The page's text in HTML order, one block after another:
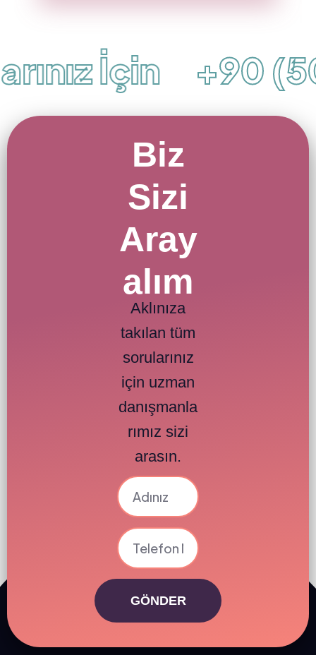
İçin +90
Biz
Sizi
Aray
alım
Aklınıza
takılan tüm
sorularınız
için uzman
danışmanla
rımız sizi
arasın.
GÖNDER